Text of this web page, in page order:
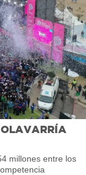
millones entre los